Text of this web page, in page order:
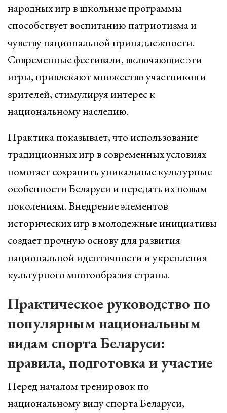
народных игр в школьные программы
способствует воспитанию патриотизма и
чувству национальной принадлежности.
Современные фестивали, включающие эти
игры, привлекают множество участников и
зрителей, стимулируя интерес к
национальному наследию.
Практика показывает, что использование
традиционных игр в современных условиях
помогает сохранить уникальные культурные
особенности Беларуси и передать их новым
поколениям. Внедрение элементов
исторических игр в молодежные инициативы
создает прочную основу для развития
национальной идентичности и укрепления
культурного многообразия страны.
Практическое руководство по
популярным национальным
видам спорта Беларуси:
правила, подготовка и участие
Перед началом тренировок по
национальному виду спорта Беларуси,